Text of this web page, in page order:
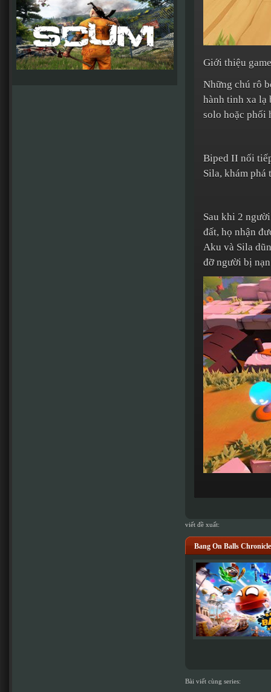
Giới thiệu
Những chú rô
hành tinh xa lạ
solo hoặc phối
Biped II nối
Sila, khám
Sau khi 2
đất, họ nhận
Aku và Sila
đỡ người bị
viết đề xuất:
Bang On Balls
Bài viết cùng series: